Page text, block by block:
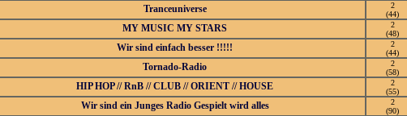
Tranceuniverse
2
(44)
MY MUSIC MY STARS
2
(48)
Wir sind einfach besser !!!!!
2
(44)
Tornado-Radio
2
(58)
HIP HOP // RnB // CLUB // ORIENT // HOUSE
2
(55)
Wir sind ein Junges Radio Gespielt wird alles
2
(90)